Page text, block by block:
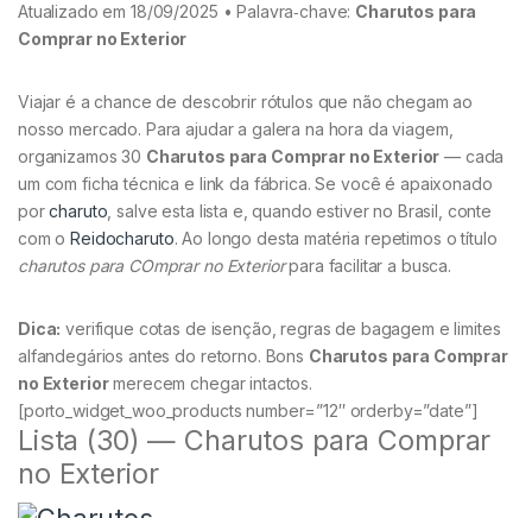
Atualizado em 18/09/2025 • Palavra‑chave: Charutos para
Comprar no Exterior
Viajar é a chance de descobrir rótulos que não chegam ao
nosso mercado. Para ajudar a galera na hora da viagem,
organizamos 30 Charutos para Comprar no Exterior — cada
um com ficha técnica e link da fábrica. Se você é apaixonado
porcharuto , salve esta lista e, quando estiver no Brasil, conte
com oReidocharuto. Ao longo desta matéria repetimos o título
charutos para COmprar no Exteriorpara facilitar a busca.
Dica: verifique cotas de isenção, regras de bagagem e limites
alfandegários antes do retorno. Bons Charutos para Comprar
no Exteriormerecem chegar intactos.
[porto_widget_woo_products number=”12″ orderby=”date”]
Lista (30) — Charutos para Comprar
no Exterior